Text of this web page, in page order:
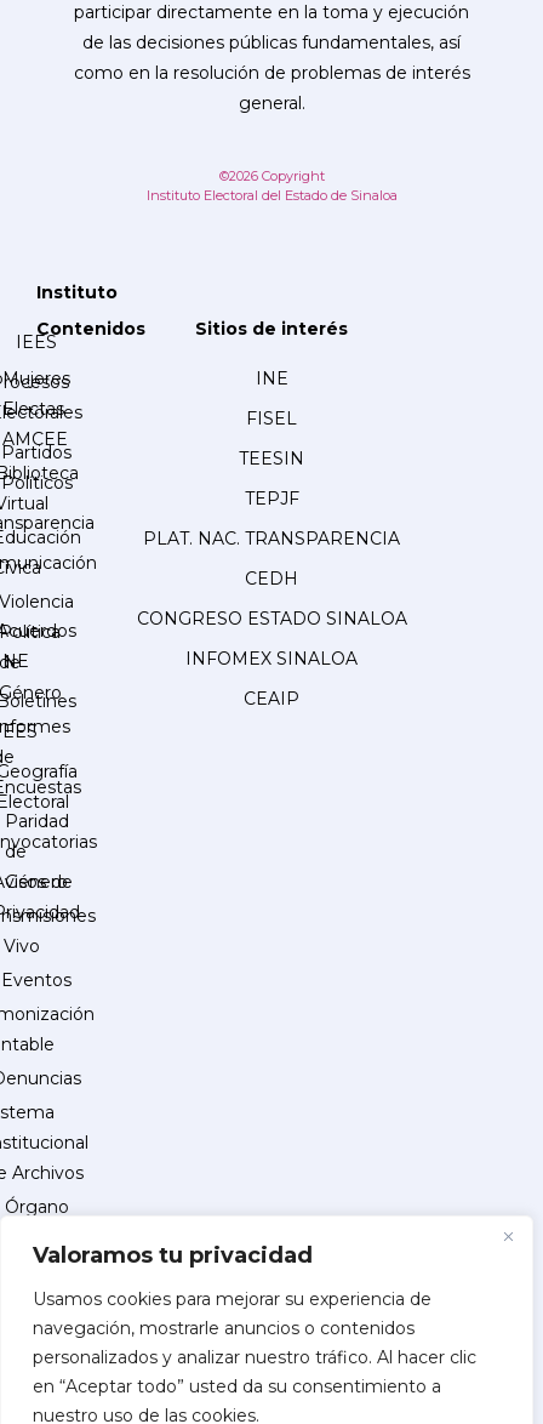
Valoramos tu privacidad
Usamos cookies para mejorar su experiencia de
navegación, mostrarle anuncios o contenidos
personalizados y analizar nuestro tráfico. Al hacer clic
en “Aceptar todo” usted da su consentimiento a
nuestro uso de las cookies.
participar directamente en la toma y ejecución
de las decisiones públicas fundamentales, así
como en la resolución de problemas de interés
general.
©2026 Copyright
Instituto Electoral del Estado de Sinaloa
Instituto
IEES
Partidos
Políticos
de
Contenidos
Mujeres
Electas
AMCEE
Violencia
Política
de
Género
Paridad
de
Género
Eventos
Archivos
Órgano
Control
INSCRIPCIÓN
Sitios de interés
INE
FISEL
TEESIN
TEPJF
PLAT. NAC. TRANSPARENCIA
CEDH
CONGRESO ESTADO SINALOA
INFOMEX SINALOA
CEAIP